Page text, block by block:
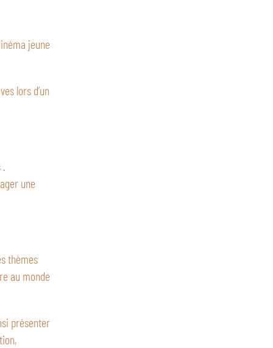
jeune
lors d’un
.
une
thèmes
au monde
présenter